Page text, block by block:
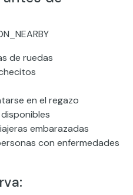
de ruedas
en el regazo
embarazadas
con enfermedades